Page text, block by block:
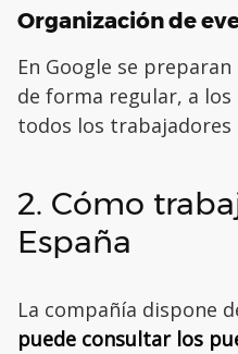
Organización de
En Google se
de forma regular, a
todos los trabajadores
2. Cómo
España
La compañía dispone
puede consultar los